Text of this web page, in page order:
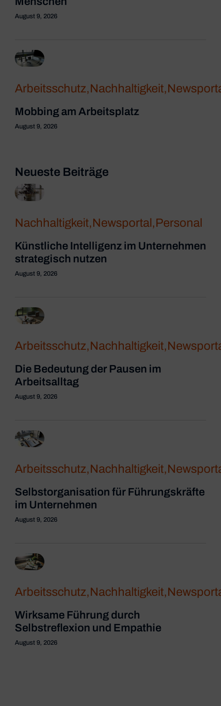
August 9, 2026
Arbeitsschutz,Nachhaltigkeit,
Mobbing am Arbeitsplatz
August 9, 2026
Neueste Beiträge
Nachhaltigkeit,Newsportal,Personal
Künstliche Intelligenz im Unternehmen
strategisch nutzen
August 9, 2026
Arbeitsschutz,Nachhaltigkeit,
Die Bedeutung der Pausen im
Arbeitsalltag
August 9, 2026
Arbeitsschutz,Nachhaltigkeit,
Selbstorganisation für Führungskräfte
im Unternehmen
August 9, 2026
Arbeitsschutz,Nachhaltigkeit,
Wirksame Führung durch
Selbstreflexion und Empathie
August 9, 2026